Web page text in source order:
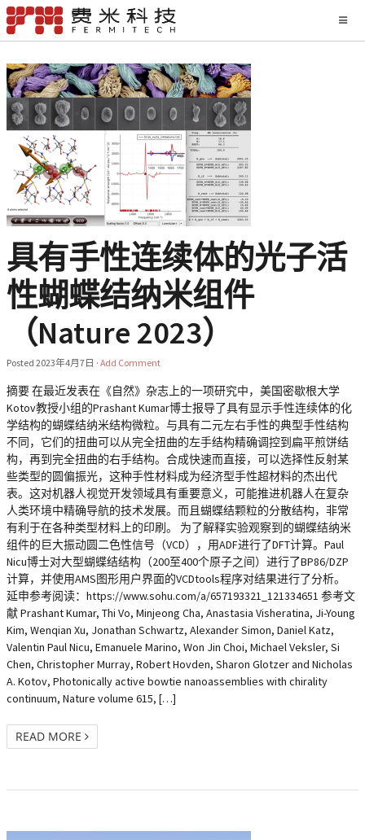
具有手性连续体的光子活
性蝴蝶结纳米组件
（Nature 2023）
Posted 2023年4月7日 · Add Comment
摘要 在最近发表在《自然》杂志上的一项研究中，美国密歇根大学
Kotov教授小组的Prashant Kumar博士报导了具有显示手性连续体的化
学结构的蝴蝶结纳米结构微粒。与具有二元左右手性的典型手性结构
不同，它们的扭曲可以从完全扭曲的左手结构精确调控到扁平煎饼结
构，再到完全扭曲的右手结构。合成快速而直接，可以选择性反射某
些类型的圆偏振光，这种手性材料成为经济型手性超材料的杰出代
表。这对机器人视觉开发领域具有重要意义，可能推进机器人在复杂
人类环境中精确导航的技术发展。而且蝴蝶结颗粒的分散结构，非常
有利于在各种类型材料上的印刷。 为了解释实验观察到的蝴蝶结纳米
组件的巨大振动圆二色性信号（VCD），用ADF进行了DFT计算。Paul
Nicu博士对大型蝴蝶结结构（200至400个原子之间）进行了BP86/DZP
计算，并使用AMS图形用户界面的VCDtools程序对结果进行了分析。
延申参考阅读：https://www.sohu.com/a/657193321_121334651 参考文
献 Prashant Kumar, Thi Vo, Minjeong Cha, Anastasia Visheratina, Ji-Young
Kim, Wenqian Xu, Jonathan Schwartz, Alexander Simon, Daniel Katz,
Valentin Paul Nicu, Emanuele Marino, Won Jin Choi, Michael Veksler, Si
Chen, Christopher Murray, Robert Hovden, Sharon Glotzer and Nicholas
A. Kotov, Photonically active bowtie nanoassemblies with chirality
continuum, Nature volume 615, […]
READ MORE